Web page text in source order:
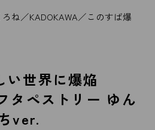
ね／KADOKAWA／このすば爆
い世界に爆焔
タペストリー ゆん
ver.